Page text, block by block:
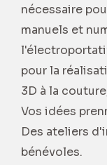
nécessaire
manuels et
pour la
3D à la
Vos idées
Des ateliers
bénévoles.